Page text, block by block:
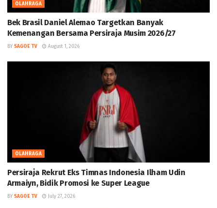
OLAHRAGA
Bek Brasil Daniel Alemao Targetkan Banyak
Kemenangan Bersama Persiraja Musim 2026/27
BY SAGOE TV August 1, 2026
OLAHRAGA
Persiraja Rekrut Eks Timnas Indonesia Ilham Udin
Armaiyn, Bidik Promosi ke Super League
BY SAGOE TV July 27, 2026